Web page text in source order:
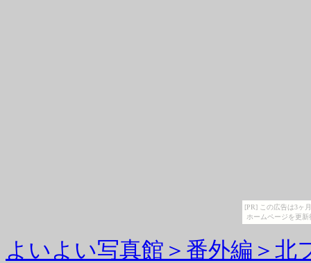
[PR] この広告は3ヶ
ホームページを更
よいよい写真館＞番外編＞北